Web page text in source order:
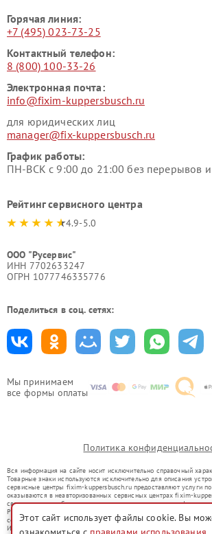
Мы принимаем
все формы оплаты
Горячая линия:
+7 (495) 023-73-25
Контактный телефон:
8 (800) 100-33-26
Электронная почта:
info@fixim-kuppersbusch.ru
для юридических лиц
manager@fix-kuppersbusch.ru
График работы:
ПН-ВСК с 9:00 до 21:00 без перерывов
Рейтинг сервисного центра
4.9-5.0
ООО "Русервис"
ИНН 7702633247
ОГРН 1077746335776
Поделиться в соц. сетях:
Политика
Вся информация на сайте носит исключительно справочный
Товарные знаки используются исключительно для описания
сервисные центры fixim-kuppersbusch.ru предоставляют услуги по
оказываются в неавторизованных сервисных центрах fixim-
связаны с правообладателями товарных знаков или их
Ремонт осуществляется для устройств, уже введенных в
со статьей 1487 ГК РФ.
Использование товарных знаков не преследует цели
Этот сайт использует файлы cookie. Вы